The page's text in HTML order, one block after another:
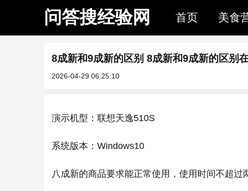
问答搜经验网 首页 美食
8成新和9成新的区别 8成新和9成新的区别
2026-04-29 06:25:10
演示机型：联想天逸510S
系统版本：Windows10
八成新的商品要求能正常使用，使用时间不超